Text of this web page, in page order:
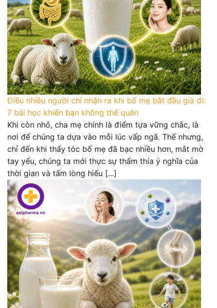
Điều nhiều người chỉ nhận ra khi bố mẹ bắt đầu già đi:
7 bài học khiến bạn không thể quên
Khi còn nhỏ, cha mẹ chính là điểm tựa vững chắc, là
nơi để chúng ta dựa vào mỗi lúc vấp ngã. Thế nhưng,
chỉ đến khi thấy tóc bố mẹ đã bạc nhiều hơn, mắt mờ
tay yếu, chúng ta mới thực sự thấm thía ý nghĩa của
thời gian và tấm lòng hiếu [...]